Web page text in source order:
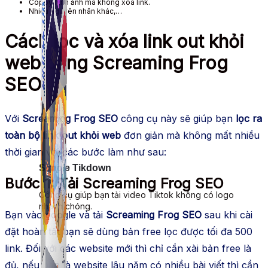
Simple Tikdown
Công cụ giúp bạn tải video Tiktok không có logo
nhanh chóng.
Coppy hình ảnh mà không xóa link.
Nhiều nguyên nhân khác,…
Cách lọc và xóa link out khỏi
web bằng Screaming Frog
SEO
Với Screaming Frog SEO công cụ này sẽ giúp bạn lọc ra
toàn bộ link out khỏi web đơn giản mà không mất nhiều
thời gian với các bước làm như sau:
Bước 1: Tải Screaming Frog SEO
Bạn vào google và tải Screaming Frog SEO sau khi cài
đặt hoàn tất bạn sẽ dùng bản free lọc được tối đa 500
link. Đối với các website mới thì chỉ cần xài bản free là
đủ, nếu bạn là website lâu năm có nhiều bài viết thì cần